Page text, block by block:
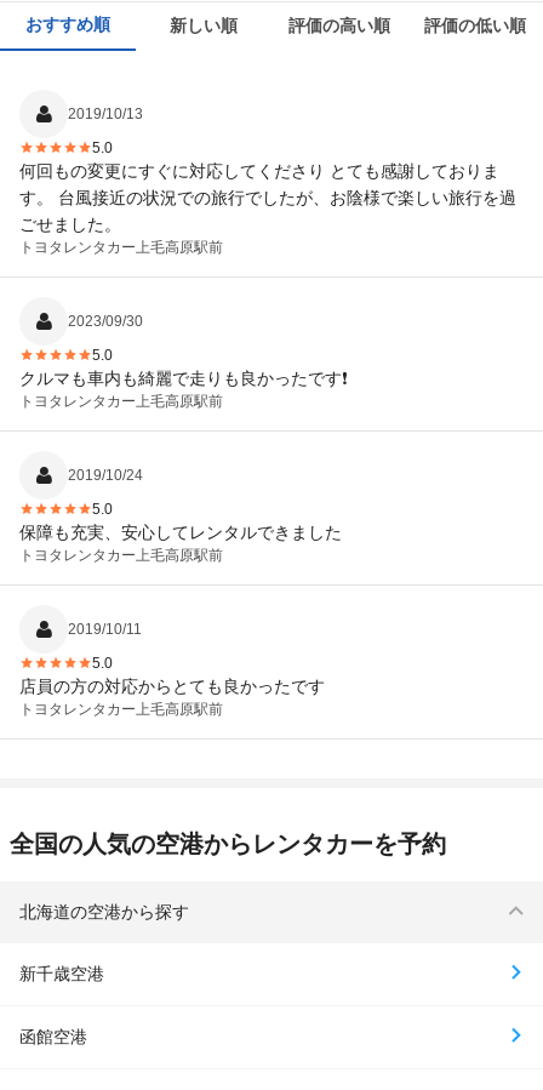
おすすめ順 新しい順 評価の高い順 評価の低い順
2019/10/13
5.0
何回もの変更にすぐに対応してくださり とても感謝しておりま
す。 台風接近の状況での旅行でしたが、お陰様で楽しい旅行を過
ごせました。
トヨタレンタカー 上毛高原駅前
2023/09/30
5.0
クルマも車内も綺麗で走りも良かったです❗
トヨタレンタカー 上毛高原駅前
2019/10/24
5.0
保障も充実、安心してレンタルできました
トヨタレンタカー 上毛高原駅前
2019/10/11
5.0
店員の方の対応からとても良かったです
トヨタレンタカー 上毛高原駅前
全国の人気の空港からレンタカーを予約
北海道の空港から探す
新千歳空港
函館空港